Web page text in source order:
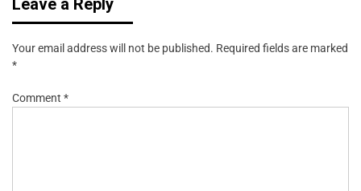
Leave a Reply
Your email address will not be published. Required fields are marked
*
Comment *